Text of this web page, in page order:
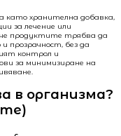
като хранителна добавка,
за лечение или
че продуктите трябва да
прозрачност, без да
контрол и
за минимизиране на
в организма?